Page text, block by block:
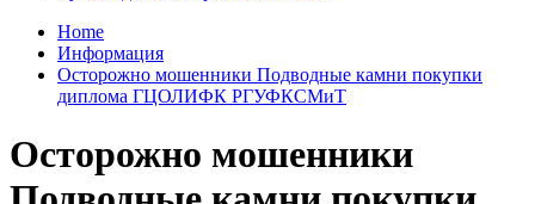
Home
Информация
Осторожно мошенники Подводные камни покупки
диплома ГЦОЛИФК РГУФКСМиТ
Осторожно мошенники